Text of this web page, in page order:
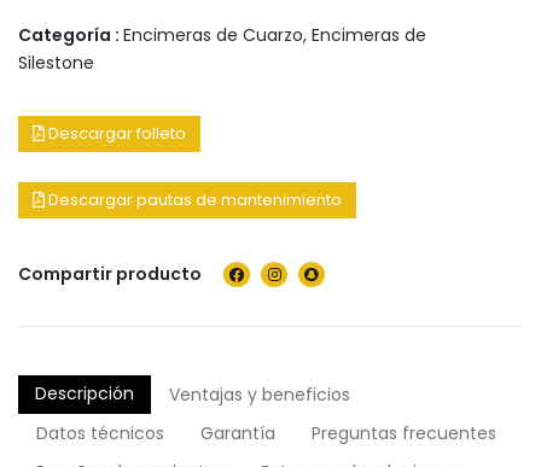
Categoría : Encimeras de Cuarzo, Encimeras de
Silestone
Descargar folleto
Descargar pautas de mantenimiento
Compartir producto
Descripción
Ventajas y beneficios
Datos técnicos
Garantía
Preguntas frecuentes